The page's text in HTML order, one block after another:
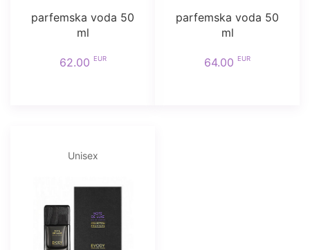
parfemska voda 50
ml
62.00 EUR
parfemska voda 50
ml
64.00 EUR
Unisex